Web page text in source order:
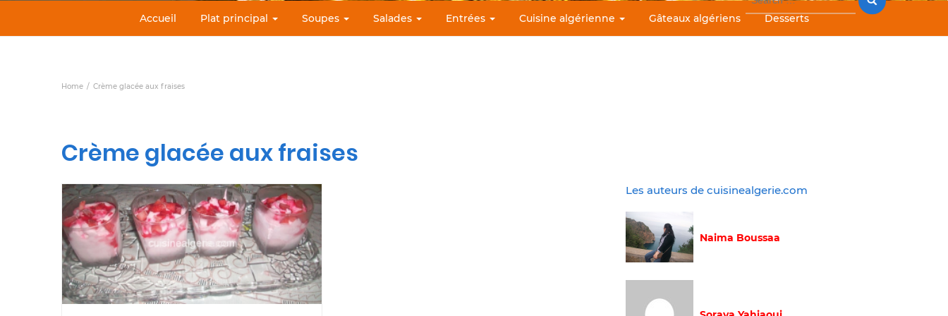
Accueil Plat principal Soupes Salades Entrées Cuisine algérienne Gâteaux algériens Desserts
Home Crème glacée aux fraises
Crème glacée aux fraises
Les auteurs de cuisinealgerie.com
Naima Boussaa